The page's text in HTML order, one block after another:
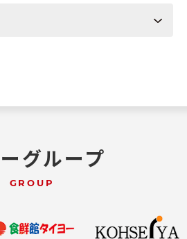
グループ
GROUP